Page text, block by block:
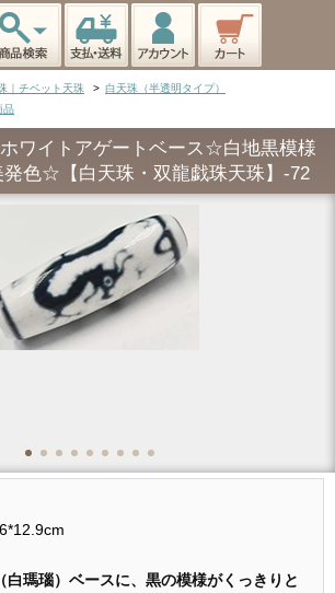
｜チベット天珠 > 白天珠（半透明タイプ）
品
ワイトアゲートベース☆白地黒模様
色☆【白天珠・双龍戯珠天珠】-72
白瑪瑙）ベースに、黒の模様がくっきりと